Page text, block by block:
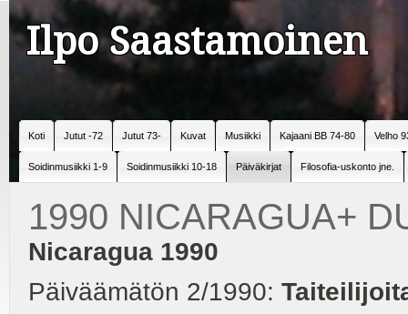
Ilpo Saastamoinen
Koti Jutut -72 Jutut 73- Kuvat Musiikki Kajaani BB 74-80 Velho
Soidinmusiikki 1-9 Soidinmusiikki 10-18 Päiväkirjat Filosofia-uskonto jne.
1990 NICARAGUA+
Nicaragua 1990
Päiväämätön 2/1990: